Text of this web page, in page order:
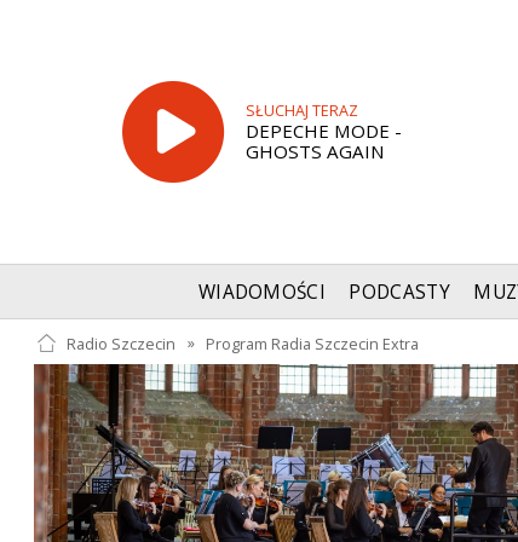
SŁUCHAJ TERAZ
DEPECHE MODE -
GHOSTS AGAIN
WIADOMOŚCI PODCASTY
Radio Szczecin » Program Radia Szczecin Extra